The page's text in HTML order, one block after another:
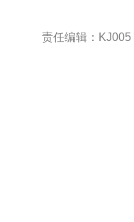
责任编辑：KJ005